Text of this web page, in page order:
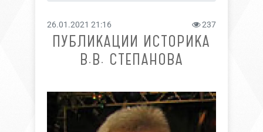
26.01.2021 21:16 237
ПУБЛИКАЦИИ ИСТОРИКА
В.В. СТЕПАНОВА